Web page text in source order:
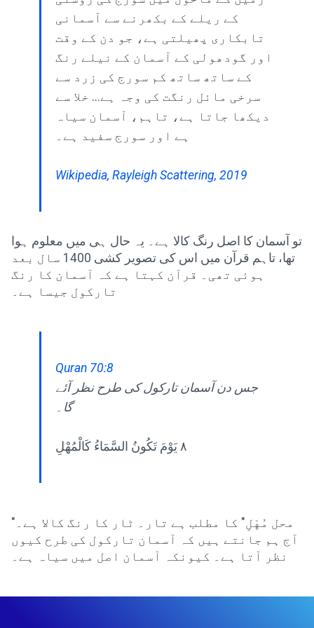
کے ریلے کے بکھرنے سے آسمانی
تابکاری پھیلتی ہے، جو دن کے وقت
اور گودھولی کے آسمان کے نیلے رنگ
کے ساتھ ساتھ کم سورج کی زرد سے
سرخی مائل رنگت کی وجہ ہے... خلا سے
دیکھا جاتا ہے، تاہم، آسمان سیاہ
ہے اور سورج سفید ہے۔
Wikipedia, Rayleigh Scattering, 2019
تو آسمان کا اصل رنگ کالا ہے۔ یہ حال ہی میں معلوم ہوا
تھا، تاہم قرآن میں اس کی تصویر کشی 1400 سال بعد
ہوئی تھی۔ قرآن کہتا ہے کہ آسمان کا رنگ
تارکول جیسا ہے۔
Quran 70:8
جس دن آسمان تارکول کی طرح نظر آئے
گا۔
٨ يَوْمَ تَكُونُ السَّمَاءُ كَالْمُهْلِ
"محل مُهْلِ" کا مطلب ہے تار۔ ٹار کا رنگ کالا ہے۔
آج ہم جانتے ہیں کہ آسمان تارکول کی طرح کیوں
نظر آتا ہے۔ کیونکہ آسمان اصل میں سیاہ ہے۔